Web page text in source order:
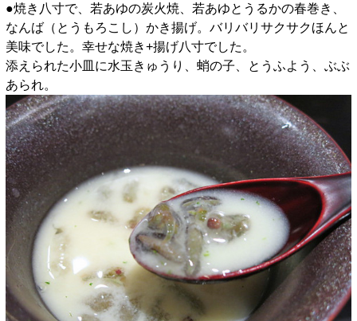
●焼き八寸で、若あゆの炭火焼、若あゆとうるかの春巻き、
なんば（とうもろこし）かき揚げ。バリバリサクサクほんと
美味でした。幸せな焼き+揚げ八寸でした。
添えられた小皿に水玉きゅうり、蛸の子、とうふよう、ぶぶ
あられ。